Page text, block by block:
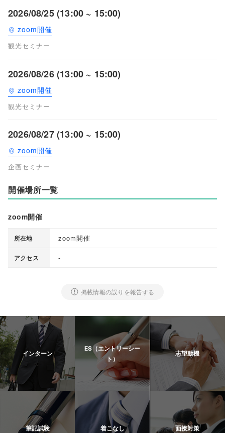
2026/08/25 (13:00 ~ 15:00)
zoom開催
観光セミナー
2026/08/26 (13:00 ~ 15:00)
zoom開催
観光セミナー
2026/08/27 (13:00 ~ 15:00)
zoom開催
企画セミナー
開催場所一覧
zoom開催
所在地 zoom開催
アクセス -
掲載情報の誤りを報告する
インターン
ES（エントリーシー
ト）
志望動機
筆記試験 着こなし 面接対策